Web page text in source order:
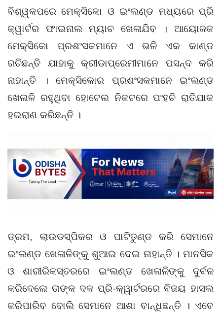
ବିଶ୍ୱକପରେ ମେକ୍ସିକୋ ଓ ଇଂଲଣ୍ଡ ମଧ୍ୟରେ ପ୍ରି
କ୍ୱାର୍ଟର ଫାଇନାଲ ମ୍ୟାଚ ଖେଳାଯିବ । ଆୟୋଜକ
ମେକ୍ସିକୋ ପ୍ରଶଂସକମାନେ ଏ ଭଳି ଏକ କାଣ୍ଡ
ରଚିଛନ୍ତି ଯାହାକୁ କ୍ରୀଡାପ୍ରେମୀମାନେ ପସନ୍ଦ କରି
ନାହାନ୍ତି । ମେକ୍ସିକୋର ପ୍ରଶଂସକମାନେ ଇଂଲଣ୍ଡ
ଖେଳାଳି ରହୁଥିବା ହୋଟେଲ ନିକଟରେ ପଂହଚି ରାତିଯାକ
ହଇରାଣ କରିଛନ୍ତି ।
ଡ୍ରମ, ଲାଉଡସ୍ପିକର ଓ ପାଟିତୁଣ୍ଡ କରି ସେମାନେ
ଇଂଲଣ୍ଡ ଖେଳାଳିଙ୍କୁ ଶୁଆଇ ଦେଇ ନାହାନ୍ତି । ମାନସିକ
ଓ ଶାରୀରିକସ୍ତରରେ ଇଂଲଣ୍ଡ ଖେଳାଳିଙ୍କୁ ଦୁର୍ବଳ
କରିଦେଲେ ତାଙ୍କ ଦଳ ପ୍ରି-କ୍ୱାର୍ଟରରେ ବିଜୟ ହାସଲ
କରିପାରିବ ବୋଲି ସେମାନେ ଆଶା ବାନ୍ଧିଛନ୍ତି । ଏବେ